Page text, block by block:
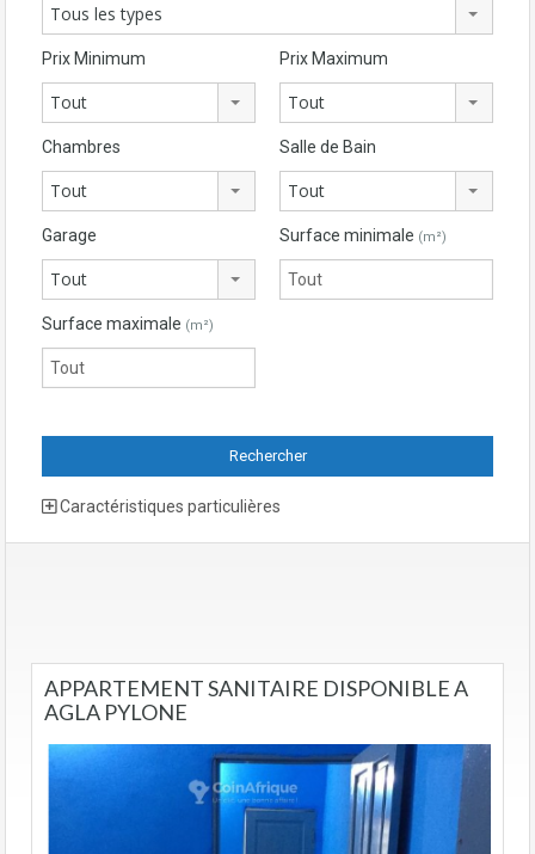
Tous les types
Prix Minimum
Tout
Prix Maximum
Tout
Chambres
Tout
Salle de Bain
Tout
Garage
Tout
Surface minimale (m²)
Surface maximale (m²)
Caractéristiques particulières
APPARTEMENT SANITAIRE DISPONIBLE A
AGLA PYLONE